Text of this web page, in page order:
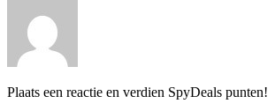
Plaats een reactie en verdien SpyDeals punten!